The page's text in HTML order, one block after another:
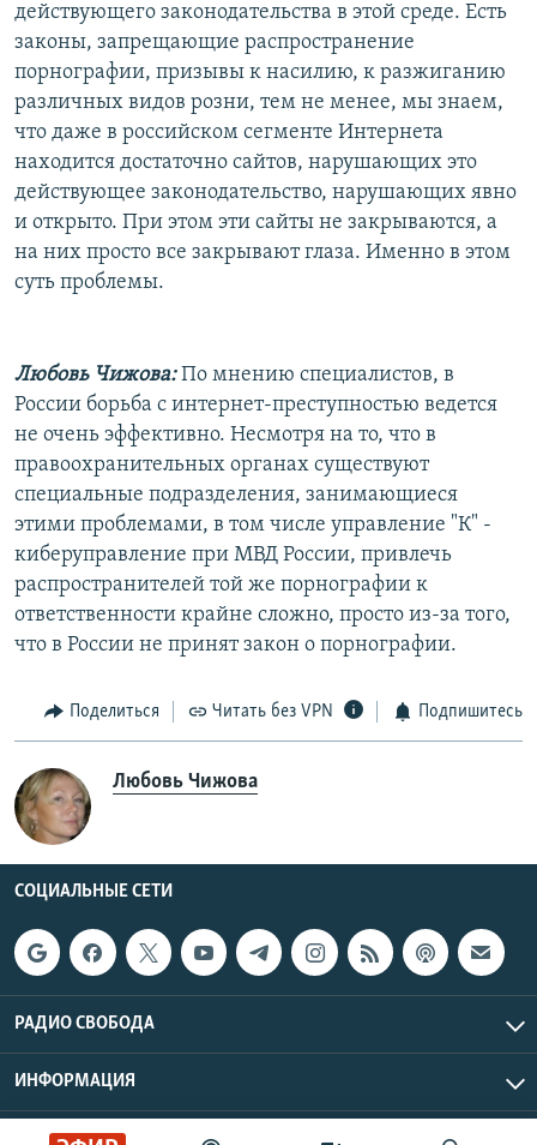
действующего законодательства в этой среде. Есть
законы, запрещающие распространение
порнографии, призывы к насилию, к разжиганию
различных видов розни, тем не менее, мы знаем,
что даже в российском сегменте Интернета
находится достаточно сайтов, нарушающих это
действующее законодательство, нарушающих явно
и открыто. При этом эти сайты не закрываются, а
на них просто все закрывают глаза. Именно в этом
суть проблемы.
Любовь Чижова:По мнению специалистов, в
России борьба с интернет-преступностью ведется
не очень эффективно. Несмотря на то, что в
правоохранительных органах существуют
специальные подразделения, занимающиеся
этими проблемами, в том числе управление "К" -
киберуправление при МВД России, привлечь
распространителей той же порнографии к
ответственности крайне сложно, просто из-за того,
что в России не принят закон о порнографии.
Поделиться Читать без VPN Подпишитесь
Любовь Чижова
СОЦИАЛЬНЫЕ СЕТИ
РАДИО СВОБОДА
ИНФОРМАЦИЯ